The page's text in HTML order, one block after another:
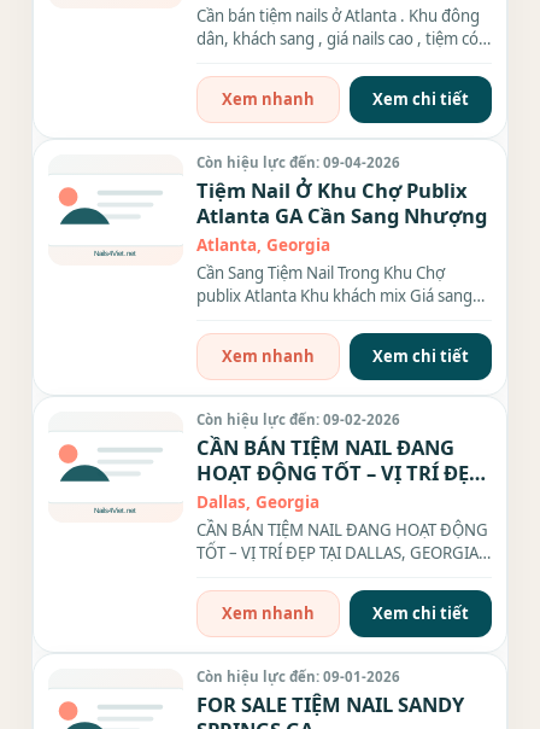
Cần bán tiệm nails ở Atlanta . Khu đông
dân, khách sang , giá nails cao , tiệm có
Xem nhanh
Xem chi tiết
Còn hiệu lực đến: 09-04-2026
Tiệm Nail Ở Khu Chợ Publix
Atlanta GA Cần Sang Nhượng
Atlanta, Georgia
Cần Sang Tiệm Nail Trong Khu Chợ
publix Atlanta Khu khách mix Giá sang
Xem nhanh
Xem chi tiết
Còn hiệu lực đến: 09-02-2026
CẦN BÁN TIỆM NAIL ĐANG
HOẠT ĐỘNG TỐT – VỊ TRÍ ĐẸP
TẠI DALLAS, GEORGIA.
Dallas, Georgia
CẦN BÁN TIỆM NAIL ĐANG HOẠT ĐỘNG
TỐT – VỊ TRÍ ĐẸP TẠI DALLAS, GEORGIA. -
Xem nhanh
Xem chi tiết
Còn hiệu lực đến: 09-01-2026
FOR SALE TIỆM NAIL SANDY